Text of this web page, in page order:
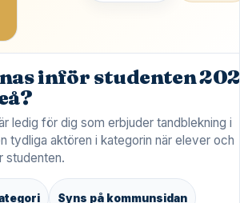
inför studenten
ledig för dig som erbjuder tandblekning i
tydliga aktören i kategorin när elever och
studenten.
Syns på kommunsidan